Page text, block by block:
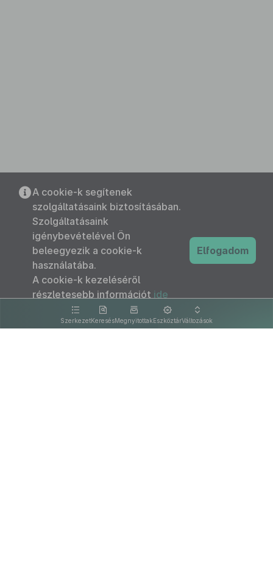
SzerkezetKeresésMegnyitottakEszköztárVáltozások
A cookie-k segítenek
szolgáltatásaink biztosításában.
Szolgáltatásaink
igénybevételével Ön
beleegyezik a cookie-k
használatába.
A cookie-k kezeléséről
részletesebb információt ide
kattintva olvashat.
Elfogadom